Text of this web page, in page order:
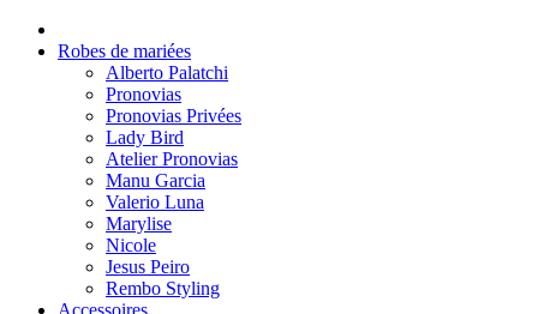
Robes de mariées
Alberto Palatchi
Pronovias
Pronovias Privées
Lady Bird
Atelier Pronovias
Manu Garcia
Valerio Luna
Marylise
Nicole
Jesus Peiro
Rembo Styling
Accessoires